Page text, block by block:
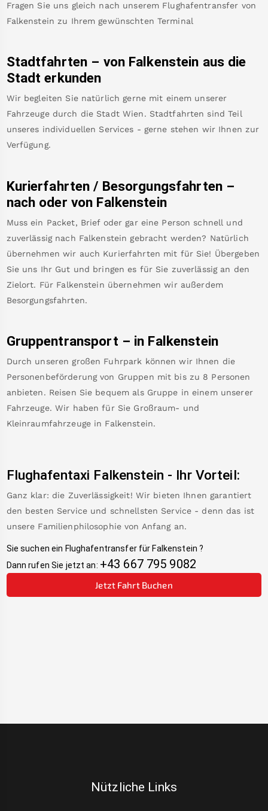
Fragen Sie uns gleich nach unserem Flughafentransfer von
Falkenstein zu Ihrem gewünschten Terminal
Stadtfahrten – von Falkenstein aus die
Stadt erkunden
Wir begleiten Sie natürlich gerne mit einem unserer
Fahrzeuge durch die Stadt Wien. Stadtfahrten sind Teil
unseres individuellen Services - gerne stehen wir Ihnen zur
Verfügung.
Kurierfahrten / Besorgungsfahrten –
nach oder von Falkenstein
Muss ein Packet, Brief oder gar eine Person schnell und
zuverlässig nach Falkenstein gebracht werden? Natürlich
übernehmen wir auch Kurierfahrten mit für Sie! Übergeben
Sie uns Ihr Gut und bringen es für Sie zuverlässig an den
Zielort. Für Falkenstein übernehmen wir außerdem
Besorgungsfahrten.
Gruppentransport – in Falkenstein
Durch unseren großen Fuhrpark können wir Ihnen die
Personenbeförderung von Gruppen mit bis zu 8 Personen
anbieten. Reisen Sie bequem als Gruppe in einem unserer
Fahrzeuge. Wir haben für Sie Großraum- und
Kleinraumfahrzeuge in Falkenstein.
Flughafentaxi Falkenstein - Ihr Vorteil:
Ganz klar: die Zuverlässigkeit! Wir bieten Ihnen garantiert
den besten Service und schnellsten Service - denn das ist
unsere Familienphilosophie von Anfang an.
Sie suchen ein Flughafentransfer für Falkenstein ?
Dann rufen Sie jetzt an: +43 667 795 9082
Jetzt Fahrt Buchen
Nützliche Links